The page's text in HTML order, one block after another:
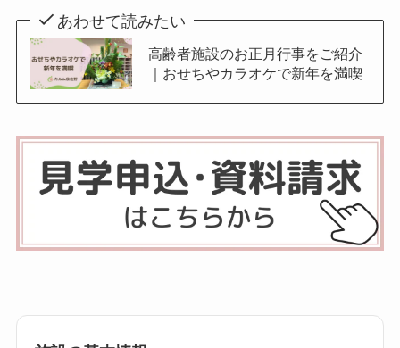
あわせて読みたい
高齢者施設のお正月行事をご紹介
｜おせちやカラオケで新年を満喫